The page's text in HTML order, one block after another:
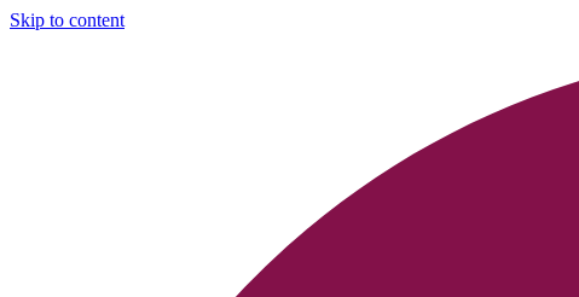
Skip to content